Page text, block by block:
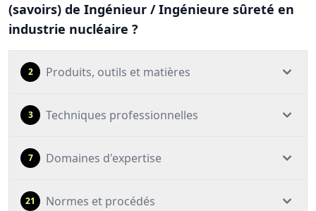
(savoirs) de Ingénieur / Ingénieure sûreté en
industrie nucléaire ?
2 Produits, outils et matières
3 Techniques professionnelles
7 Domaines d'expertise
21 Normes et procédés